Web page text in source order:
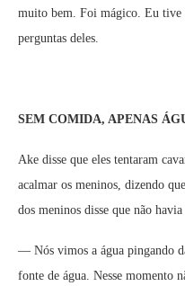
muito bem. Foi mágico. Eu tive
perguntas deles.
SEM COMIDA, APENAS
Ake disse que eles tentaram
acalmar os meninos, dizendo
dos meninos disse que não
— Nós vimos a água pingando
fonte de água. Nesse momento